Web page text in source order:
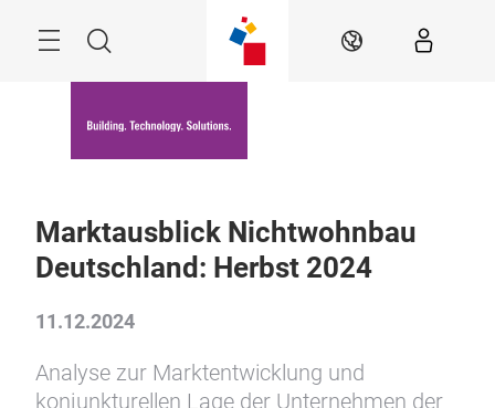
Suche DE
Marktausblick Nichtwohnbau
Deutschland: Herbst 2024
11.12.2024
Analyse zur Marktentwicklung und
konjunkturellen Lage der Unternehmen der